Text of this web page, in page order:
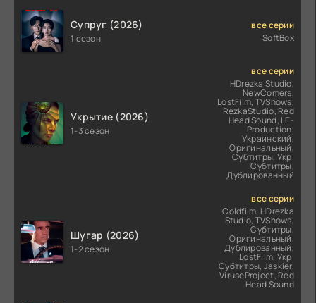
Супруг (2026)
1 сезон
все серии
SoftBox
Укрытие (2026)
1-3 сезон
все серии
HDrezka Studio,
NewComers,
LostFilm, TVShows,
RezkaStudio, Red
Head Sound, LE-
Production,
Украинский,
Оригинальный,
Субтитры, Укр.
Субтитры,
Дублированный
Шугар (2026)
1-2 сезон
все серии
Coldfilm, HDrezka
Studio, TVShows,
Субтитры,
Оригинальный,
Дублированный,
LostFilm, Укр.
Субтитры, Jaskier,
ViruseProject, Red
Head Sound